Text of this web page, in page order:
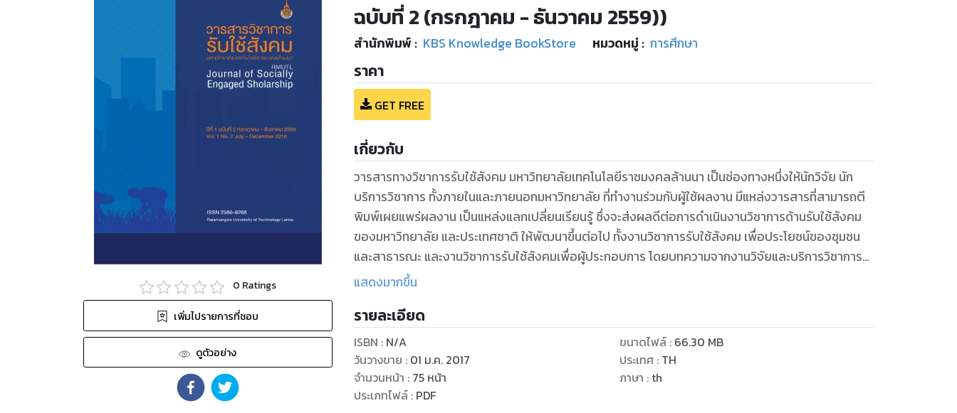
0 Ratings
เพิ่มไปรายการที่ชอบ
ดูตัวอย่าง
ฉบับที่ 2 (กรกฎาคม - ธันวาคม 2559))
สำนักพิมพ์ : KBS Knowledge BookStore หมวดหมู่ : การศึกษา
ราคา
GET FREE
เกี่ยวกับ
วารสารทางวิชาการรับใช้สังคม มหาวิทยาลัยเทคโนโลยีราชมงคลล้านนา เป็นช่องทางหนึ่งให้นักวิจัย นัก
บริการวิชาการ ทั้งภายในและภายนอกมหาวิทยาลัย ที่ทำงานร่วมกับผู้ใช้ผลงาน มีแหล่งวารสารที่สามารถตี
พิมพ์เผยแพร่ผลงาน เป็นแหล่งแลกเปลี่ยนเรียนรู้ ซึ่งจะส่งผลดีต่อการดำเนินงานวิชาการด้านรับใช้สังคม
ของมหาวิทยาลัย และประเทศชาติ ให้พัฒนาขึ้นต่อไป ทั้งงานวิชาการรับใช้สังคม เพื่อประโยชน์ของชุมชน
และสาธารณะ และงานวิชาการรับใช้สังคมเพื่อผู้ประกอบการ โดยบทความจากงานวิจัยและบริการวิชาการ
เพื่อตีพิมพ์มีเนื้อหาครอบคลุม7 ประเด็นต่อไปนี้
2. การมีส่วนร่วมและการยอมรับของสังคมเป้าหมาย
3. การบวนการที่ทำให้เกิดการเปลี่ยนแปลงที่ดีขึ้น
4. ความรู้ความเชี่ยวชาญที่ใช้ในการทำให้เกิดการเปลี่ยนแปลงนั้น
5. การคาดการณสิ่งที่จะตามมาหลังจากการเปลี่ยนแปลงนั้น
6. การประเมินผลลัพธ์การเปลี่ยนแปลงที่เกิดขึ้น
แสดงมากขึ้น
รายละเอียด
ISBN : N/A
วันวางขาย : 01 ม.ค. 2017
จำนวนหน้า : 75 หน้า
ประเภทไฟล์: PDF
ขนาดไฟล์: 66.30 MB
ประเทศ : TH
ภาษา : th